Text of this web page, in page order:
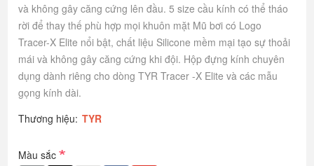
và không gây căng cứng lên đầu. 5 size cầu kính có thể tháo
rời để thay thế phù hợp mọi khuôn mặt Mũ bơi có Logo
Tracer-X Elite nổi bật, chất liệu Silicone mềm mại tạo sự thoải
mái và không gây căng cứng khi đội. Hộp đựng kính chuyên
dụng dành riêng cho dòng TYR Tracer -X Elite và các mẫu
gọng kính dài.
Thương hiệu: TYR
Màu sắc*